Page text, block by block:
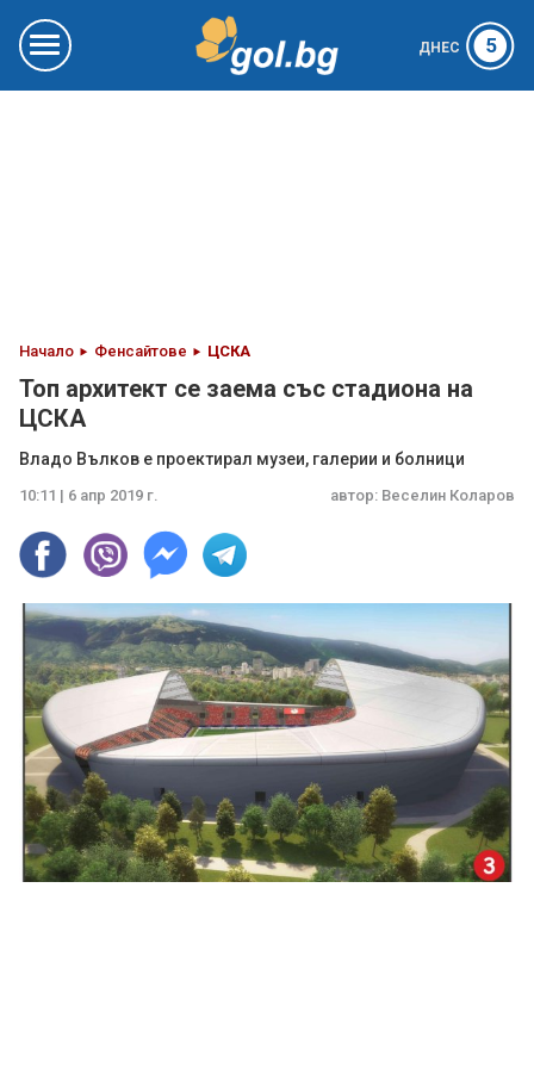
ДНЕС 5
Начало Фенсайтове ЦСКА
Топ архитект се заема със стадиона на
ЦСКА
Владо Вълков е проектирал музеи, галерии и болници
10:11 | 6 апр 2019 г. автор: Веселин Коларов